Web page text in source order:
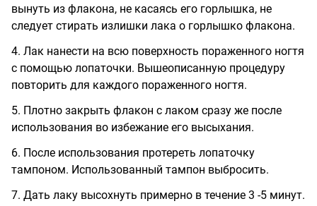
вынуть из флакона, не касаясь его горлышка, не
следует стирать излишки лака о горлышко флакона.
4. Лак нанести на всю поверхность пораженного ногтя
с помощью лопаточки. Вышеописанную процедуру
повторить для каждого пораженного ногтя.
5. Плотно закрыть флакон с лаком сразу же после
использования во избежание его высыхания.
6. После использования протереть лопаточку
тампоном. Использованный тампон выбросить.
7. Дать лаку высохнуть примерно в течение 3 -5 минут.